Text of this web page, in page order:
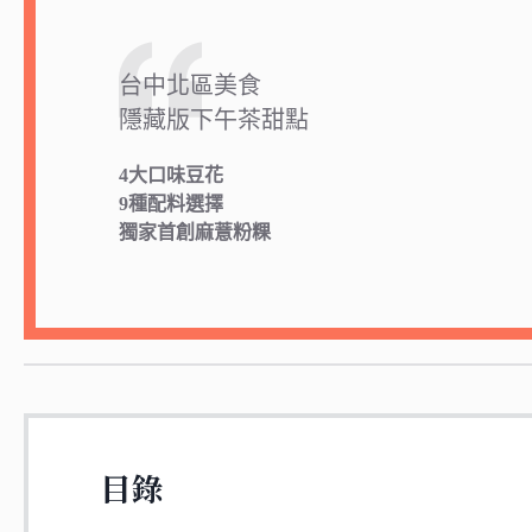
台中北區美食
隱藏版下午茶甜點
4大口味豆花
9種配料選擇
獨家首創麻薏粉粿
目錄